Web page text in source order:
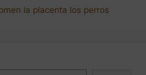
la placenta los perros